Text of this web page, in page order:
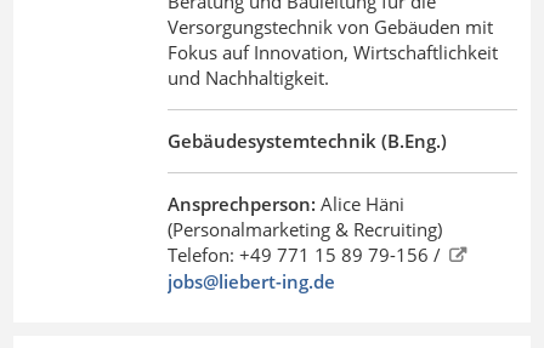
Versorgungstechnik von Gebäuden mit
Fokus auf Innovation, Wirtschaftlichkeit
und Nachhaltigkeit.
Gebäudesystemtechnik (B.Eng.)
Ansprechperson: Alice Häni
(Personalmarketing & Recruiting)
Telefon: +49 771 15 89 79-156 /
jobs@liebert-ing.de